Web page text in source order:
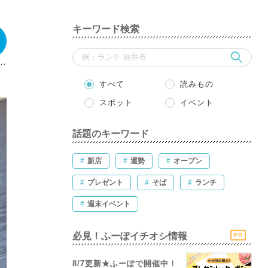
キーワード検索
すべて 読みもの
スポット イベント
話題のキーワード
# 新店 # 運勢 # オープン
# プレゼント # そば # ランチ
# 週末イベント
必見！ふーぽイチオシ情報 PR
8/7更新★ふーぽで開催中！